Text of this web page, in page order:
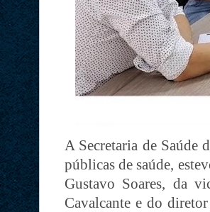
A Secretaria de Saúde
públicas de saúde,
Gustavo Soares, da
Cavalcante e do